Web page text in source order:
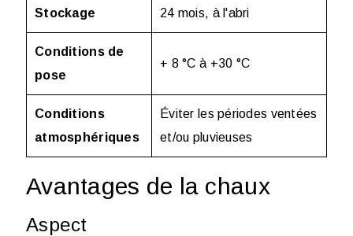
Stockage 24 mois, à l'abri
Conditions de
pose
+ 8 °C à +30 °C
Conditions
atmosphériques
Éviter les périodes ventées
et/ou pluvieuses
Avantages de la chaux
Aspect